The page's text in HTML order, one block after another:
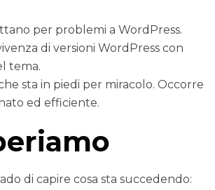
per problemi a WordPress.
di versioni WordPress con
tema.
sta in piedi per miracolo. Occorre
ed efficiente.
di capire cosa sta succedendo: